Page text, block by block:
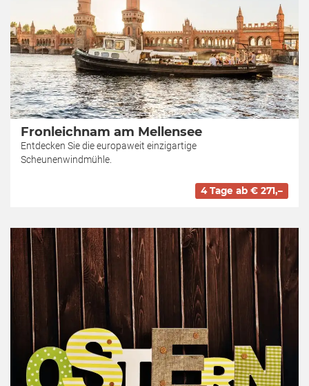
Fronleichnam am Mellensee
Entdecken Sie die europaweit einzigartige
Scheunenwindmühle.
4 Tage ab € 271,–